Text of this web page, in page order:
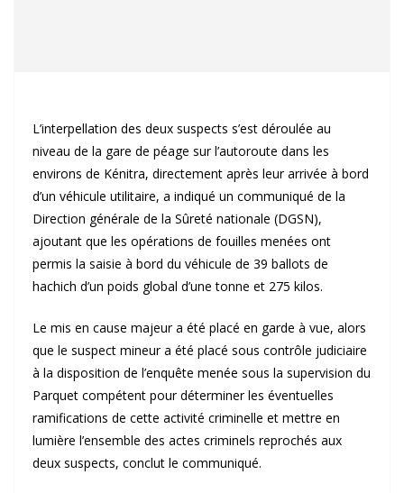
L’interpellation des deux suspects s’est déroulée au
niveau de la gare de péage sur l’autoroute dans les
environs de Kénitra, directement après leur arrivée à bord
d’un véhicule utilitaire, a indiqué un communiqué de la
Direction générale de la Sûreté nationale (DGSN),
ajoutant que les opérations de fouilles menées ont
permis la saisie à bord du véhicule de 39 ballots de
hachich d’un poids global d’une tonne et 275 kilos.
Le mis en cause majeur a été placé en garde à vue, alors
que le suspect mineur a été placé sous contrôle judiciaire
à la disposition de l’enquête menée sous la supervision du
Parquet compétent pour déterminer les éventuelles
ramifications de cette activité criminelle et mettre en
lumière l’ensemble des actes criminels reprochés aux
deux suspects, conclut le communiqué.